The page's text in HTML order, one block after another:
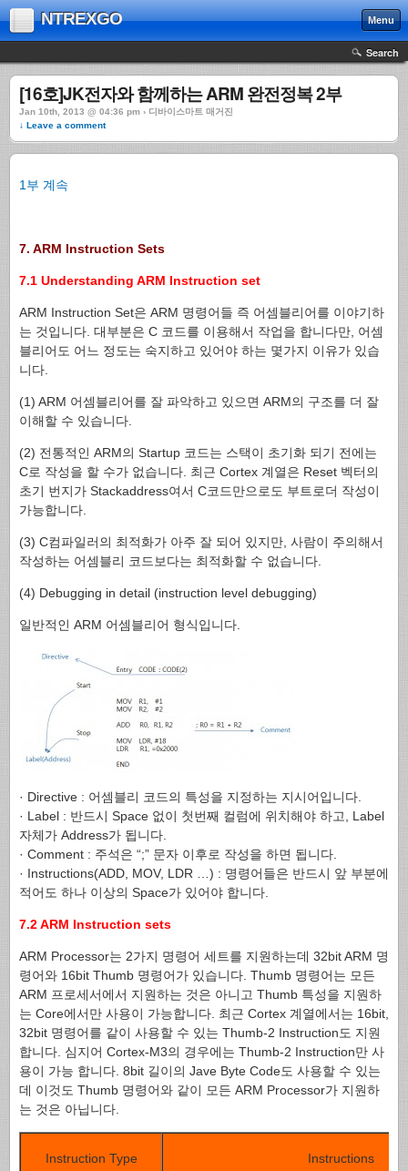
NTREXGO Menu
Search
[16호]JK전자와 함께하는 ARM 완전정복 2부
Jan 10th, 2013 @ 04:36 pm › 디바이스마트 매거진
↓ Leave a comment
1부 계속
7. ARM Instruction Sets
7.1 Understanding ARM Instruction set
ARM Instruction Set은 ARM 명령어들 즉 어셈블리어를 이야기하
는 것입니다. 대부분은 C 코드를 이용해서 작업을 합니다만, 어셈
블리어도 어느 정도는 숙지하고 있어야 하는 몇가지 이유가 있습
니다.
(1) ARM 어셈블리어를 잘 파악하고 있으면 ARM의 구조를 더 잘
이해할 수 있습니다.
(2) 전통적인 ARM의 Startup 코드는 스택이 초기화 되기 전에는
C로 작성을 할 수가 없습니다. 최근 Cortex 계열은 Reset 벡터의
초기 번지가 Stackaddress여서 C코드만으로도 부트로더 작성이
가능합니다.
(3) C컴파일러의 최적화가 아주 잘 되어 있지만, 사람이 주의해서
작성하는 어셈블리 코드보다는 최적화할 수 없습니다.
(4) Debugging in detail (instruction level debugging)
일반적인 ARM 어셈블리어 형식입니다.
· Directive : 어셈블리 코드의 특성을 지정하는 지시어입니다.
· Label : 반드시 Space 없이 첫번째 컬럼에 위치해야 하고, Label
자체가 Address가 됩니다.
· Comment : 주석은 “;” 문자 이후로 작성을 하면 됩니다.
· Instructions(ADD, MOV, LDR …) : 명령어들은 반드시 앞 부분에
적어도 하나 이상의 Space가 있어야 합니다.
7.2 ARM Instruction sets
ARM Processor는 2가지 명령어 세트를 지원하는데 32bit ARM 명
령어와 16bit Thumb 명령어가 있습니다. Thumb 명령어는 모든
ARM 프로세서에서 지원하는 것은 아니고 Thumb 특성을 지원하
는 Core에서만 사용이 가능합니다. 최근 Cortex 계열에서는 16bit,
32bit 명령어를 같이 사용할 수 있는 Thumb-2 Instruction도 지원
합니다. 심지어 Cortex-M3의 경우에는 Thumb-2 Instruction만 사
용이 가능 합니다. 8bit 길이의 Jave Byte Code도 사용할 수 있는
데 이것도 Thumb 명령어와 같이 모든 ARM Processor가 지원하
는 것은 아닙니다.
Instruction Type Instructions